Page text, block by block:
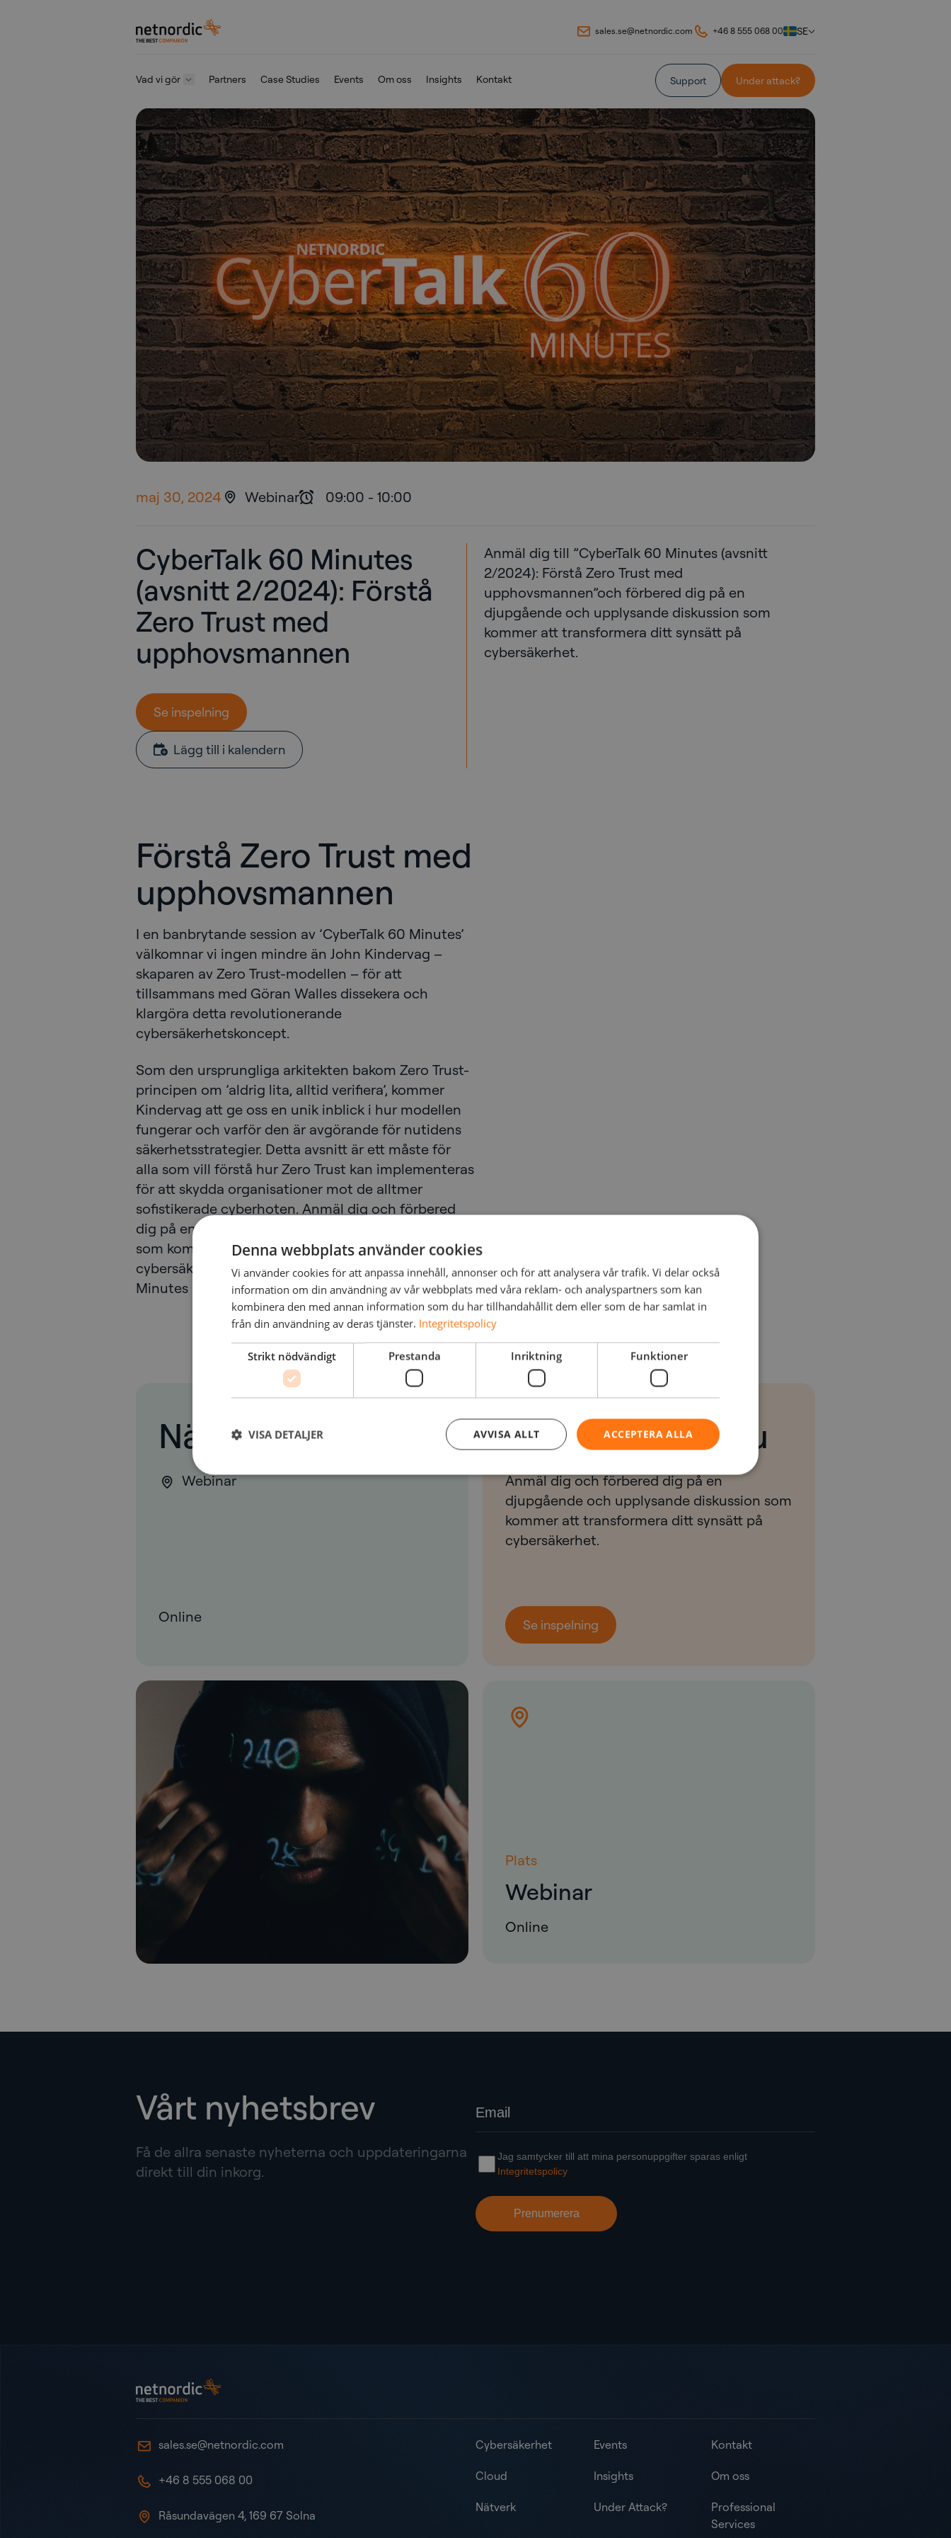
Hoppa till innehåll
NetNordic Sweden sales.se@netnordic.com +46 8 555 068 00 SE
Vad vi gör Partners Case Studies Events Om oss Insights Kontakt Support Under attack?
maj 30, 2024 Webinar 09:00 - 10:00
CyberTalk 60 Minutes
(avsnitt 2/2024): Förstå
Zero Trust med
upphovsmannen
Se inspelning
Lägg till i kalendern
Anmäl dig till ”CyberTalk 60 Minutes (avsnitt
2/2024): Förstå Zero Trust med
upphovsmannen”och förbered dig på en
djupgående och upplysande diskussion som
kommer att transformera ditt synsätt på
cybersäkerhet.
Förstå Zero Trust med
upphovsmannen
I en banbrytande session av ’CyberTalk 60 Minutes’
välkomnar vi ingen mindre än John Kindervag –
skaparen av Zero Trust-modellen – för att
tillsammans med Göran Walles dissekera och
klargöra detta revolutionerande
cybersäkerhetskoncept.
Som den ursprungliga arkitekten bakom Zero Trust-
principen om ’aldrig lita, alltid verifiera’, kommer
Kindervag att ge oss en unik inblick i hur modellen
fungerar och varför den är avgörande för nutidens
säkerhetsstrategier. Detta avsnitt är ett måste för
alla som vill förstå hur Zero Trust kan implementeras
för att skydda organisationer mot de alltmer
sofistikerade cyberhoten. Anmäl dig och förbered
dig på en djupgående och upplysande diskussion
som kommer att transformera ditt synsätt på
cybersäkerhet. Detta avsnitt av CyberTalk 60
Minutes är i samarbete medIllumio.
När och var?
Webinar
Online
Registrera dig nu
Anmäl dig och förbered dig på en
djupgående och upplysande diskussion som
kommer att transformera ditt synsätt på
cybersäkerhet.
Se inspelning
Plats
Webinar
Online
Vårt nyhetsbrev
Få de allra senaste nyheterna och uppdateringarna
direkt till din inkorg.
NetNordic Sweden
sales.se@netnordic.com
+46 8 555 068 00
Råsundavägen 4, 169 67 Solna
Cybersäkerhet Events Kontakt
Cloud Insights Om oss
Nätverk Under Attack?
Professional
Services
Denna webbplats använder cookies
Vi använder cookies för att anpassa innehåll, annonser och för att analysera vår trafik. Vi delar också
information om din användning av vår webbplats med våra reklam- och analyspartners som kan
kombinera den med annan information som du har tillhandahållit dem eller som de har samlat in
från din användning av deras tjänster. Integritetspolicy
Strikt nödvändigt Prestanda Inriktning Funktioner
ACCEPTERA ALLA
AVVISA ALLT
VISA DETALJER